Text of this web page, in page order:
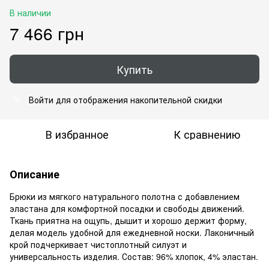
В наличии
7 466 грн
Купить
Войти для отображения накопительной скидки
В избранное К сравнению
Описание
Брюки из мягкого натурального полотна с добавлением
эластана для комфортной посадки и свободы движений.
Ткань приятна на ощупь, дышит и хорошо держит форму,
делая модель удобной для ежедневной носки. Лаконичный
крой подчеркивает чистоплотный силуэт и
универсальность изделия. Состав: 96% хлопок, 4% эластан.